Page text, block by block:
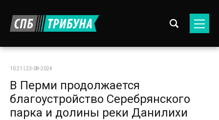
10:21 | 23-08-2024
В Перми продолжается
благоустройство Серебрянского
парка и долины реки Данилихи